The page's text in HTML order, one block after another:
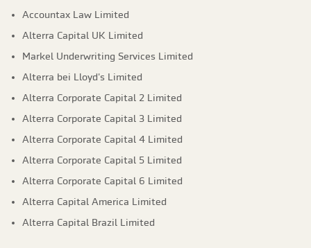
Accountax Law Limited
Alterra Capital UK Limited
Markel Underwriting Services Limited
Alterra bei Lloyd's Limited
Alterra Corporate Capital 2 Limited
Alterra Corporate Capital 3 Limited
Alterra Corporate Capital 4 Limited
Alterra Corporate Capital 5 Limited
Alterra Corporate Capital 6 Limited
Alterra Capital America Limited
Alterra Capital Brazil Limited